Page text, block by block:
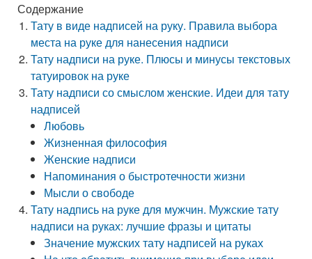
Содержание
Тату в виде надписей на руку. Правила выбора
места на руке для нанесения надписи
Тату надписи на руке. Плюсы и минусы текстовых
татуировок на руке
Тату надписи со смыслом женские. Идеи для тату
надписей
Любовь
Жизненная философия
Женские надписи
Напоминания о быстротечности жизни
Мысли о свободе
Тату надпись на руке для мужчин. Мужские тату
надписи на руках: лучшие фразы и цитаты
Значение мужских тату надписей на руках